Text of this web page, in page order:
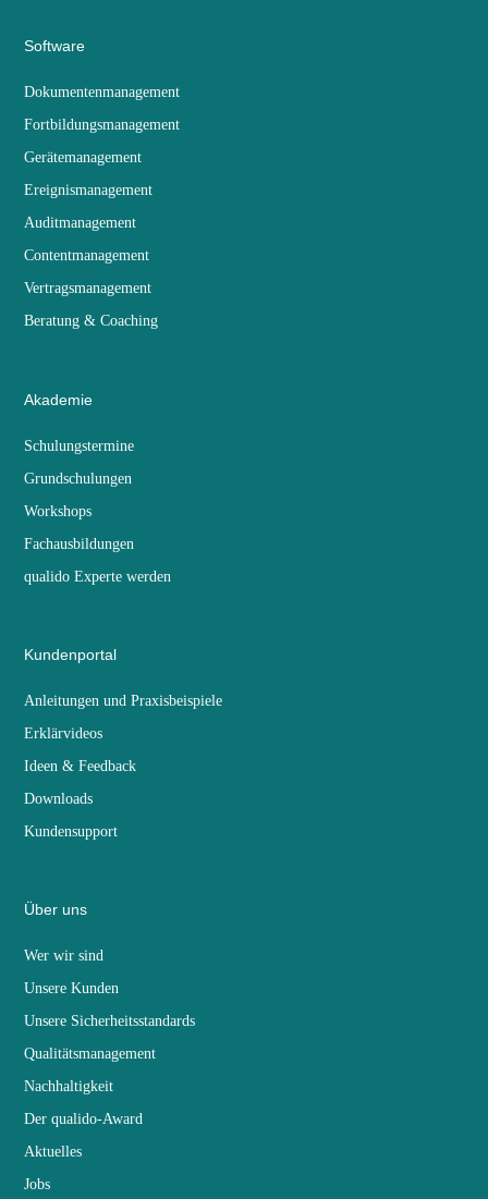
Software
Dokumentenmanagement
Fortbildungsmanagement
Gerätemanagement
Ereignismanagement
Auditmanagement
Contentmanagement
Vertragsmanagement
Beratung & Coaching
Akademie
Schulungstermine
Grundschulungen
Workshops
Fachausbildungen
qualido Experte werden
Kundenportal
Anleitungen und Praxisbeispiele
Erklärvideos
Ideen & Feedback
Downloads
Kundensupport
Über uns
Wer wir sind
Unsere Kunden
Unsere Sicherheitsstandards
Qualitätsmanagement
Nachhaltigkeit
Der qualido-Award
Aktuelles
Jobs